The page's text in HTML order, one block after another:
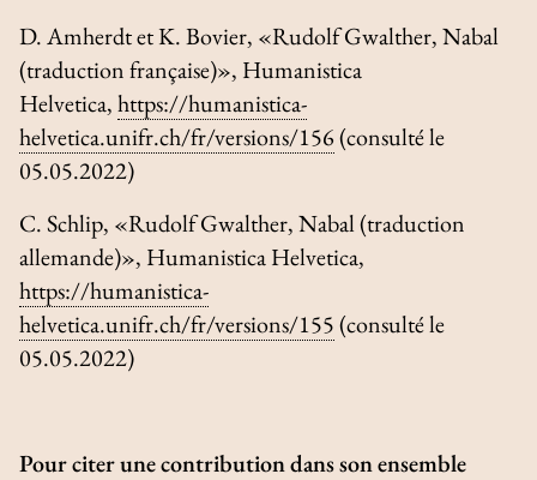
D. Amherdt et K. Bovier, «Rudolf Gwalther, Nabal
(traduction française)», Humanistica
Helvetica,https://humanistica-
helvetica.unifr.ch/fr/versions/156(consulté le
05.05.2022)
C. Schlip, «Rudolf Gwalther, Nabal (traduction
allemande)», Humanistica Helvetica,
https://humanistica-
helvetica.unifr.ch/fr/versions/155(consulté le
05.05.2022)
Pour citer une contribution dans son ensemble